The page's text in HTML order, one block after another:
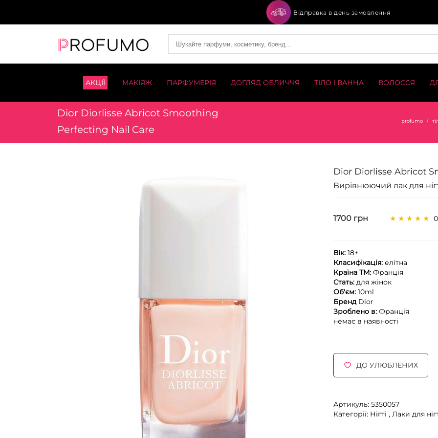
Відправка в день замовлення
АКЦІЇ МАКІЯЖ ПАРФУМЕРІЯ ДОГЛЯД ОБЛИЧЧЯ ТІЛО І ВАННА ВОЛОССЯ
Dior Diorlisse Abricot Smoothing
Perfecting Nail Care
profumo
Dior Diorlisse Abricot
Вирівнюючий лак для
1700 грн
Вік: 18+
Класифікація: елітна
Країна ТМ: Франція
Стать: для жінок
Об'єм: 10ml
Бренд Dior
Зроблено в: Франція
немає в наявності
ДО УЛЮБЛЕНИХ
Артикуль: 5350057
Категорії: Нігті , Лаки для